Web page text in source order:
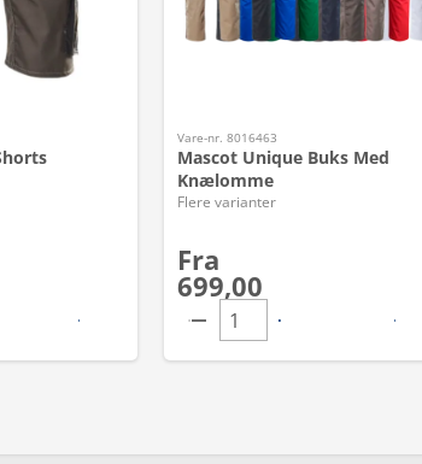
Vare-nr. 8016463
Mascot Unique Buks Med
Knælomme
Flere varianter
Fra
699,00